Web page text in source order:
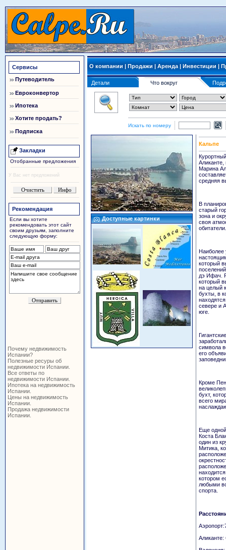
Сервисы
Путеводитель
Евроконвертор
Ипотека
Хотите продать?
Подписка
Закладки
Отобранные предложения
У Вас нет предложений
Рекомендация
Если вы хотите
рекомендовать этот сайт
своим друзьям, заполните
следующую форму:
Почему недвижимость
Испании?
Полезные ресуры об
недвижимости Испании.
Все ответы по
недвижимости Испании.
Ипотека на недвижимость
Испании.
Цены на недвижимость
Испании.
Продажа недвижимости
Испании.
О компании | Продажи | Аренда | Инвестиции |
Детали Что вокруг
Искать по номеру
Доступные картинки
Кальпе
Аликанте,
Марина
средняя
В
старый
зона и
своя
обитатели.
Наиболее
который
дэ Ифач.
который
на целый
бухты, в
севере и
юге.
символа
его
Кроме
бухт,
всего
Еще
Коста
один из
Митика,
котором
любыми
спорта.
Аликанте: